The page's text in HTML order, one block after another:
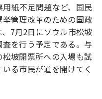
紙不足問題など、国民
管理改革のための国政
7月2日にソウル市松坡
を行う予定である。与
坡開票所への入場も試
る市民が道を開けてく